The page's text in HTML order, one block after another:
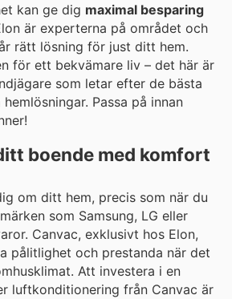
kan ge dig maximal besparing
är experterna på området och
rätt lösning för just ditt hem.
för ett bekvämare liv – det här är
som letar efter de bästa
Passa på innan
boende med komfort
om ditt hem, precis som när du
som Samsung, LG eller
Canvac, exklusivt hos Elon,
pålitlighet och prestanda när det
Att investera i en
luftkonditionering från Canvac är